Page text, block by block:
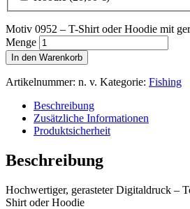
Motiv 0952 – T-Shirt oder Hoodie mit
Menge
In den Warenkorb
Artikelnummer: n. v. Kategorie: Fishing
Beschreibung
Zusätzliche Informationen
Produktsicherheit
Beschreibung
Hochwertiger, gerasteter Digitaldruck –
Shirt oder Hoodie